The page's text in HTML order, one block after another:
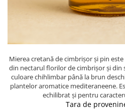
BACANIE
PRODUSE ROMÂNEȘTI
COSMETICE
REMEDII NATURISTE
TOATE PRODUSELE
Mierea cretană de cimbrișor și pin
din nectarul florilor de cimbrișor și din
culoare chihlimbar până la brun
plantelor aromatice mediteraneene.
echilibrat și pentru
Tara de